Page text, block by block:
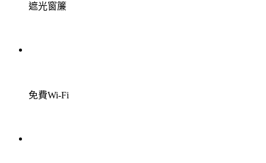
遮光窗簾
免費Wi-Fi